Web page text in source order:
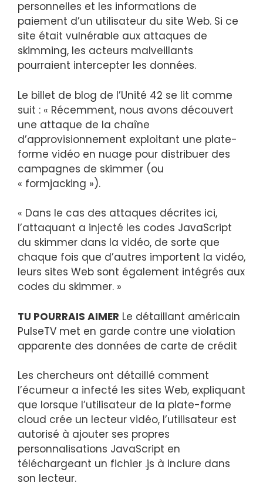
personnelles et les informations de
paiement d’un utilisateur du site Web. Si ce
site était vulnérable aux attaques de
skimming, les acteurs malveillants
pourraient intercepter les données.
Le billet de blog de l’Unité 42 se lit comme
suit : « Récemment, nous avons découvert
une attaque de la chaîne
d’approvisionnement exploitant une plate-
forme vidéo en nuage pour distribuer des
campagnes de skimmer (ou
« formjacking »).
« Dans le cas des attaques décrites ici,
l’attaquant a injecté les codes JavaScript
du skimmer dans la vidéo, de sorte que
chaque fois que d’autres importent la vidéo,
leurs sites Web sont également intégrés aux
codes du skimmer. »
TU POURRAIS AIMER Le détaillant américain
PulseTV met en garde contre une violation
apparente des données de carte de crédit
Les chercheurs ont détaillé comment
l’écumeur a infecté les sites Web, expliquant
que lorsque l’utilisateur de la plate-forme
cloud crée un lecteur vidéo, l’utilisateur est
autorisé à ajouter ses propres
personnalisations JavaScript en
téléchargeant un fichier .js à inclure dans
son lecteur.